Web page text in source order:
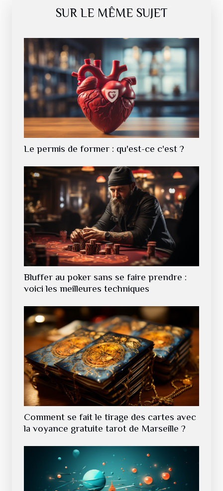
SUR LE MÊME SUJET
Le permis de former : qu'est-ce c'est ?
Bluffer au poker sans se faire prendre :
voici les meilleures techniques
Comment se fait le tirage des cartes avec
la voyance gratuite tarot de Marseille ?